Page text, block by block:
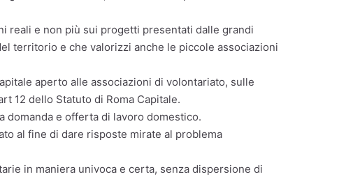
reali e non più sui progetti presentati dalle grandi
territorio e che valorizzi anche le piccole associazioni
aperto alle associazioni di volontariato, sulle
12 dello Statuto di Roma Capitale.
domanda e offerta di lavoro domestico.
al fine di dare risposte mirate al problema
in maniera univoca e certa, senza dispersione di